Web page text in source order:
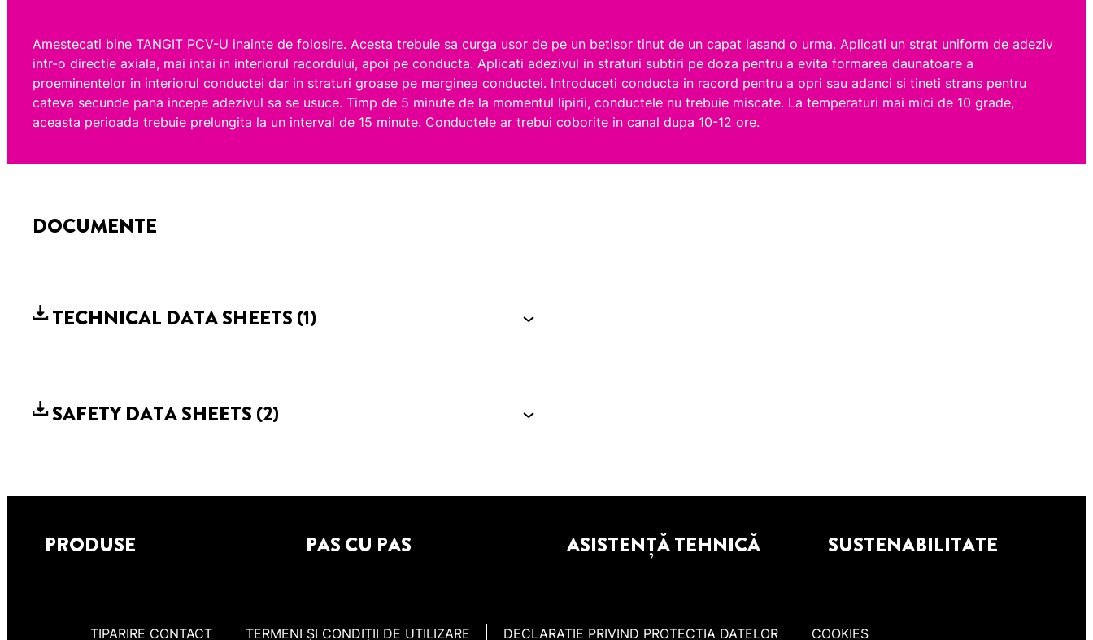
Amestecati bine TANGIT PCV-U inainte de folosire. Acesta trebuie sa curga usor de pe un betisor tinut de un capat lasand o urma. Aplicati un strat uniform de adeziv
intr-o directie axiala, mai intai in interiorul racordului, apoi pe conducta. Aplicati adezivul in straturi subtiri pe doza pentru a evita formarea daunatoare a
proeminentelor in interiorul conductei dar in straturi groase pe marginea conductei. Introduceti conducta in racord pentru a opri sau adanci si tineti strans pentru
cateva secunde pana incepe adezivul sa se usuce. Timp de 5 minute de la momentul lipirii, conductele nu trebuie miscate. La temperaturi mai mici de 10 grade,
aceasta perioada trebuie prelungita la un interval de 15 minute. Conductele ar trebui coborite in canal dupa 10-12 ore.
DOCUMENTE
TECHNICAL DATA SHEETS (1)
SAFETY DATA SHEETS (2)
PRODUSE PAS CU PAS ASISTENȚĂ TEHNICĂ SUSTENABILITATE
TIPARIRE CONTACT TERMENI ȘI CONDIȚII DE UTILIZARE DECLARATIE PRIVIND PROTECTIA DATELOR COOKIES